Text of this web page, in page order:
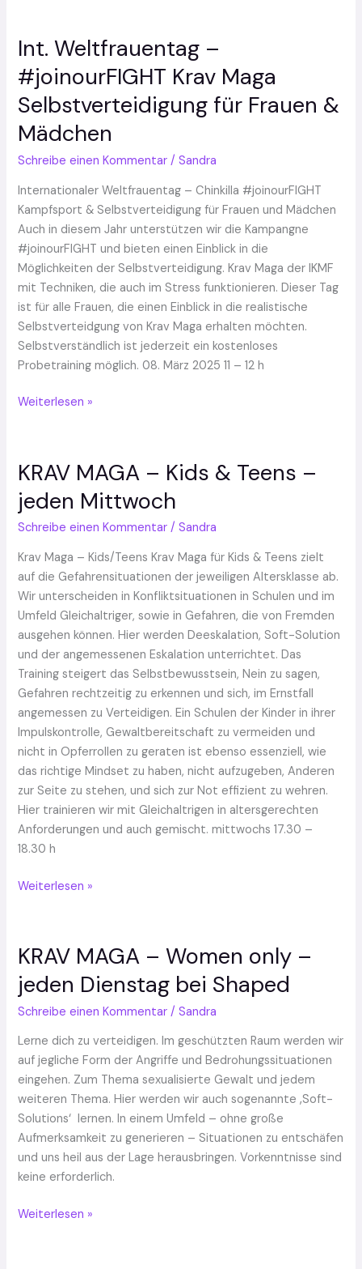
Int. Weltfrauentag –
#joinourFIGHT Krav Maga
Selbstverteidigung für Frauen &
Mädchen
Schreibe einen Kommentar /Sandra
Internationaler Weltfrauentag – Chinkilla #joinourFIGHT
Kampfsport & Selbstverteidigung für Frauen und Mädchen
Auch in diesem Jahr unterstützen wir die Kampangne
#joinourFIGHT und bieten einen Einblick in die
Möglichkeiten der Selbstverteidigung. Krav Maga der IKMF
mit Techniken, die auch im Stress funktionieren. Dieser Tag
ist für alle Frauen, die einen Einblick in die realistische
Selbstverteidgung von Krav Maga erhalten möchten.
Selbstverständlich ist jederzeit ein kostenloses
Probetraining möglich. 08. März 2025 11 – 12 h
Int.
–
#joinourFIGHT
Maga
Selbstverteidigung
Frauen
&
Mädchen
Weiterlesen »
KRAV MAGA – Kids & Teens –
jeden Mittwoch
Schreibe einen Kommentar /Sandra
Krav Maga – Kids/Teens Krav Maga für Kids & Teens zielt
auf die Gefahrensituationen der jeweiligen Altersklasse ab.
Wir unterscheiden in Konfliktsituationen in Schulen und im
Umfeld Gleichaltriger, sowie in Gefahren, die von Fremden
ausgehen können. Hier werden Deeskalation, Soft-Solution
und der angemessenen Eskalation unterrichtet. Das
Training steigert das Selbstbewusstsein, Nein zu sagen,
Gefahren rechtzeitig zu erkennen und sich, im Ernstfall
angemessen zu Verteidigen. Ein Schulen der Kinder in ihrer
Impulskontrolle, Gewaltbereitschaft zu vermeiden und
nicht in Opferrollen zu geraten ist ebenso essenziell, wie
das richtige Mindset zu haben, nicht aufzugeben, Anderen
zur Seite zu stehen, und sich zur Not effizient zu wehren.
Hier trainieren wir mit Gleichaltrigen in altersgerechten
Anforderungen und auch gemischt. mittwochs 17.30 –
18.30 h
KRAV
–
Kids
Teens
–
jeden
Mittwoch
Weiterlesen »
KRAV MAGA – Women only –
jeden Dienstag bei Shaped
Schreibe einen Kommentar /Sandra
Lerne dich zu verteidigen. Im geschützten Raum werden wir
auf jegliche Form der Angriffe und Bedrohungssituationen
eingehen. Zum Thema sexualisierte Gewalt und jedem
weiteren Thema. Hier werden wir auch sogenannte ‚Soft-
Solutions‘ lernen. In einem Umfeld – ohne große
Aufmerksamkeit zu generieren – Situationen zu entschäfen
und uns heil aus der Lage herausbringen. Vorkenntnisse sind
keine erforderlich.
KRAV
–
Women
–
jeden
Dienstag
bei
Shaped
Weiterlesen »